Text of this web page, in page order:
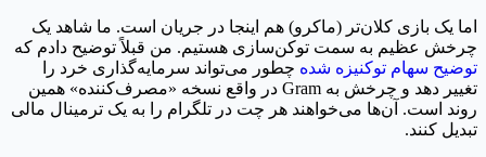
اما یک بازی کلان‌تر (ماکرو) هم اینجا در جریان است. ما شاهد یک
چرخش عظیم به سمت توکن‌سازی هستیم. من قبلاً توضیح دادم که
توضیح سهام توکنیزه شده چطور می‌تواند سرمایه‌گذاری خرد را
تغییر دهد و چرخش به Gram در واقع نسخه «مصرف‌کننده» همین
روند است. آن‌ها می‌خواهند هر چت در تلگرام را به یک ترمینال مالی
تبدیل کنند.